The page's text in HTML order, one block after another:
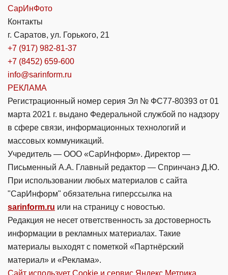
СарИнФото
Контакты
г. Саратов, ул. Горького, 21
+7 (917) 982-81-37
+7 (8452) 659-600
info@sarinform.ru
РЕКЛАМА
Регистрационный номер серия Эл № ФС77-80393 от 01
марта 2021 г. выдано Федеральной службой по надзору
в сфере связи, информационных технологий и
массовых коммуникаций.
Учредитель — ООО «СарИнформ». Директор —
Письменный А.А. Главный редактор — Спринчанэ Д.Ю.
При использовании любых материалов с сайта
"СарИнформ" обязательна гиперссылка на
sarinform.ru или на страницу с новостью.
Редакция не несет ответственность за достоверность
информации в рекламных материалах. Такие
материалы выходят с пометкой «Партнёрский
материал» и «Реклама».
Сайт использует Cookie и сервиc Яндекс.Метрика